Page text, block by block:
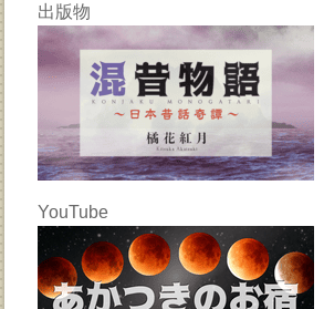
出版物
YouTube